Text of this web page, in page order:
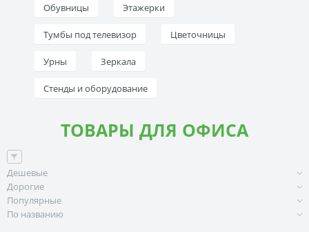
Обувницы Этажерки
Тумбы под телевизор Цветочницы
Урны Зеркала
Стенды и оборудование
ТОВАРЫ ДЛЯ ОФИСА
Дешевые
Дорогие
Популярные
По названию